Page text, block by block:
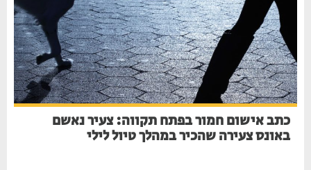
כתב אישום חמור בפתח תקווה: צעיר נאשם
באונס צעירה שהכיר במהלך טיול לילי